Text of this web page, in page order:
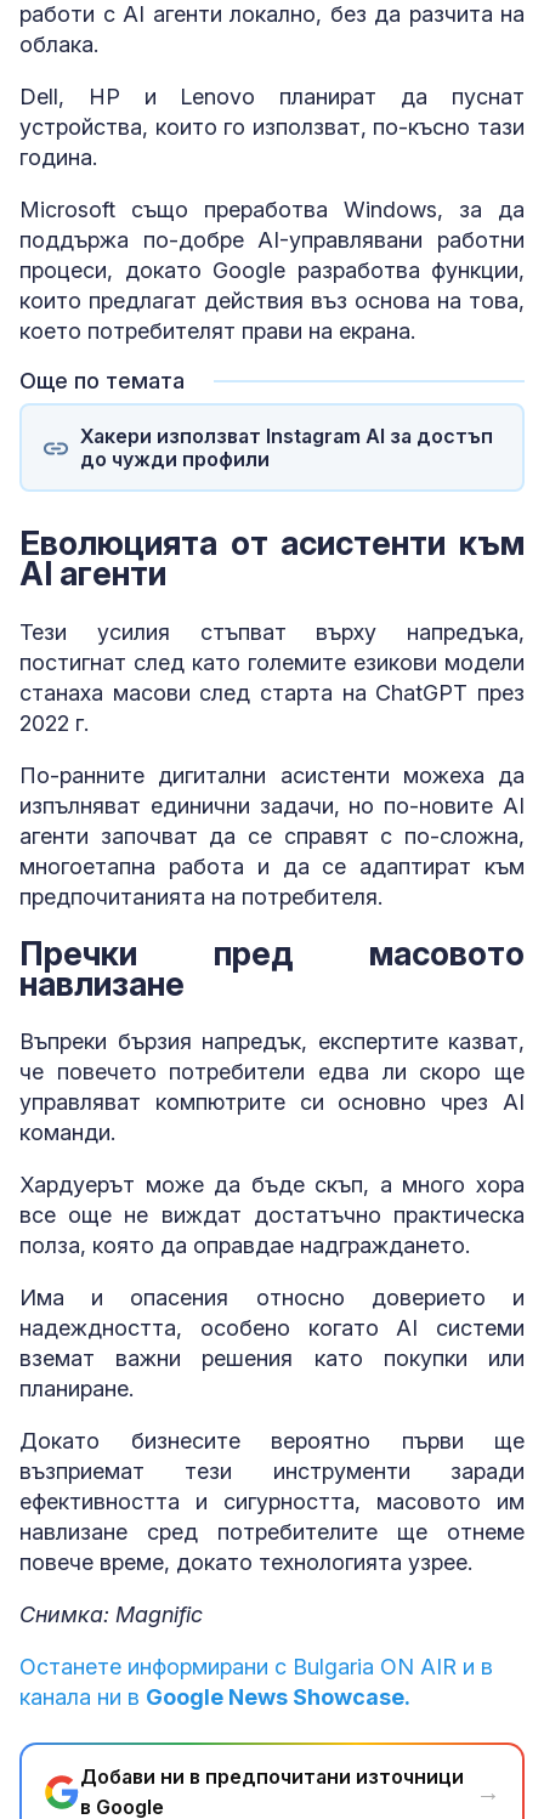
работи с AI агенти локално, без да разчита на
облака.
Dell, HP и Lenovo планират да пуснат
устройства, които го използват, по-късно тази
година.
Microsoft също преработва Windows, за да
поддържа по-добре AI-управлявани работни
процеси, докато Google разработва функции,
които предлагат действия въз основа на това,
което потребителят прави на екрана.
Още по темата
Хакери използват Instagram AI за достъп
до чужди профили
Еволюцията от асистенти към
AI агенти
Тези усилия стъпват върху напредъка,
постигнат след като големите езикови модели
станаха масови след старта на ChatGPT през
2022 г.
По-ранните дигитални асистенти можеха да
изпълняват единични задачи, но по-новите AI
агенти започват да се справят с по-сложна,
многоетапна работа и да се адаптират към
предпочитанията на потребителя.
Пречки пред масовото
навлизане
Въпреки бързия напредък, експертите казват,
че повечето потребители едва ли скоро ще
управляват компютрите си основно чрез AI
команди.
Хардуерът може да бъде скъп, а много хора
все още не виждат достатъчно практическа
полза, която да оправдае надграждането.
Има и опасения относно доверието и
надеждността, особено когато AI системи
вземат важни решения като покупки или
планиране.
Докато бизнесите вероятно първи ще
възприемат тези инструменти заради
ефективността и сигурността, масовото им
навлизане сред потребителите ще отнеме
повече време, докато технологията узрее.
Снимка: Magnific
Останете информирани с Bulgaria ON AIR и в
канала ни в Google News Showcase.
Добави ни в предпочитани източници
в Google
→